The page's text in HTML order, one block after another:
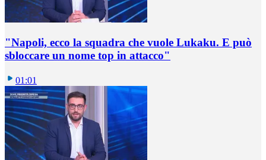
"Napoli, ecco la squadra che vuole Lukaku. E può
sbloccare un nome top in attacco"
01:01